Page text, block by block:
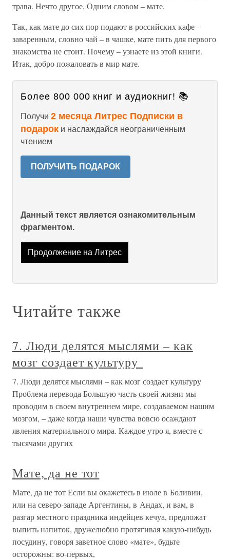
трава. Нечто другое. Одним словом – мате.
Так, как мате до сих пор подают в российских кафе –
заваренным, словно чай – в чашке, мате пить для первого
знакомства не стоит. Почему – узнаете из этой книги.
Итак, добро пожаловать в мир мате.
Более 800 000 книг и аудиокниг! 📚
Получи 2 месяца Литрес Подписки в
подарок и наслаждайся неограниченным
чтением
ПОЛУЧИТЬ ПОДАРОК
Данный текст является ознакомительным
фрагментом.
Продолжение на Литрес
Читайте также
7. Люди делятся мыслями – как
мозг создает культуру
7. Люди делятся мыслями – как мозг создает культуру
Проблема перевода Большую часть своей жизни мы
проводим в своем внутреннем мире, создаваемом нашим
мозгом, – даже когда наши чувства вовсю осаждают
явления материального мира. Каждое утро я, вместе с
тысячами других
Мате, да не тот
Мате, да не тот Если вы окажетесь в июле в Боливии,
или на северо-западе Аргентины, в Андах, и вам, в
разгар местного праздника индейцев кечуа, предложат
выпить напиток, дружелюбно протягивая какую-нибудь
посудину, говоря заветное слово «мате», будьте
осторожны: во-первых,